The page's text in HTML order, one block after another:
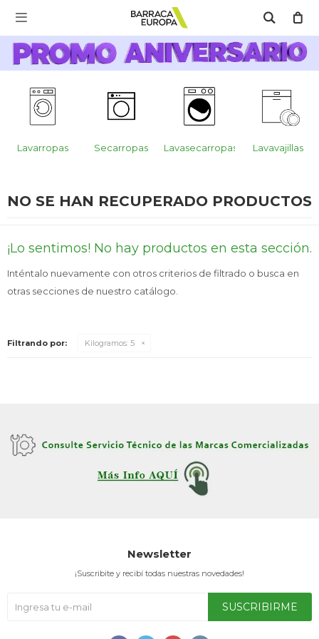

Lavarropas Secarropas Lavasecarropas Lavavajillas
NO SE HAN RECUPERADO PRODUCTOS
¡Lo sentimos! No hay productos en esta sección.
Inténtalo nuevamente con otros criterios de filtrado o busca en
otras secciones de nuestro catálogo.
Filtrando por: Kilogramos: 5
Newsletter
¡Suscribite y recibí todas nuestras novedades!
SUSCRIBIRME
MI CUENTA
Catálogo Escríbenos Aquí!! Promo Aniversario
Cocina
Hogar